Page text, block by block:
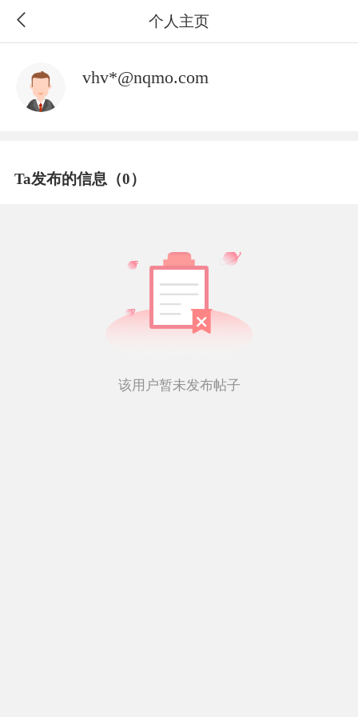
vhv*@nqmo.com
Ta发布的信息（0）
该用户暂未发布帖子
个人主页